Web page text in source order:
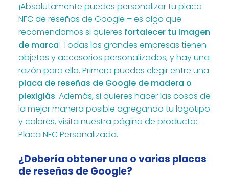
¡Absolutamente puedes personalizar tu placa
NFC de reseñas de Google – es algo que
recomendamos si quieres fortalecer tu imagen
de marca! Todas las grandes empresas tienen
objetos y accesorios personalizados, y hay una
razón para ello. Primero puedes elegir entre una
placa de reseñas de Google de madera o
plexiglás. Además, si quieres hacer las cosas de
la mejor manera posible agregando tu logotipo
y colores, visita nuestra página de producto:
Placa NFC Personalizada.
¿Debería obtener una o varias placas
de reseñas de Google?